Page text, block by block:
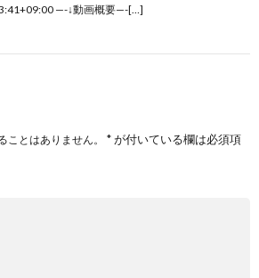
—-↓動画概要—-[…]
ことはありません。 *が付いている欄は必須項